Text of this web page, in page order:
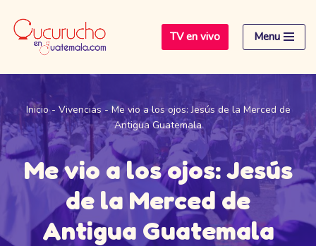
Saltar
contenido
TV en vivo Menu
Inicio- Vivencias -Me vio a los ojos: Jesús de la Merced de
Antigua Guatemala
Me vio a los ojos: Jesús
de la Merced de
Antigua Guatemala